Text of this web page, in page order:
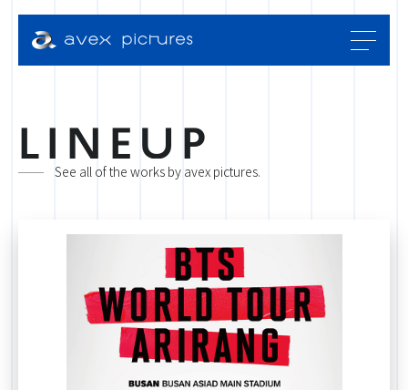
N E P
See all of the works by avex pictures.